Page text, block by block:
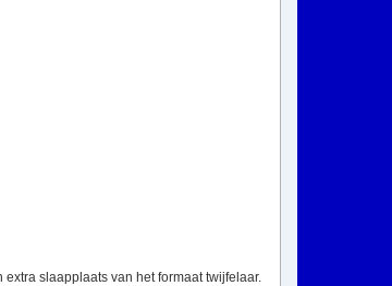
slaapplaats van het formaat twijfelaar.